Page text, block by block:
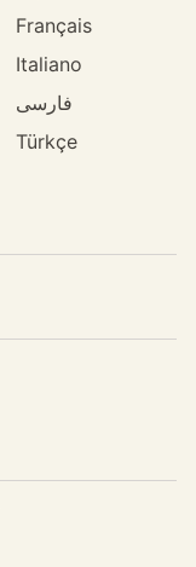
Français
Italiano
فارسی
Türkçe